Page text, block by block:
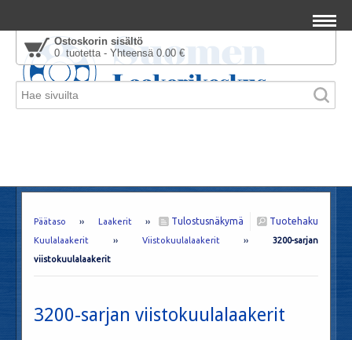
Ostoskorin sisältö
0 tuotetta - Yhteensä 0.00 €
Tuotehaku
Tulostusnäkymä
Päätaso ›› Laakerit ››
Kuulalaakerit ›› Viistokuulalaakerit ›› 3200-sarjan
viistokuulalaakerit
3200-sarjan viistokuulalaakerit